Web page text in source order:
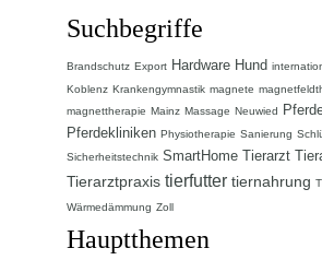
Suchbegriffe
Brandschutz Export Hardware Hund
Koblenz Krankengymnastik magnete
magnettherapie Mainz Massage Neuwied
Pferdekliniken Physiotherapie Sanierung
Sicherheitstechnik SmartHome Tierarzt
Tierarztpraxis tierfutter tiernahrung
Wärmedämmung Zoll
Hauptthemen